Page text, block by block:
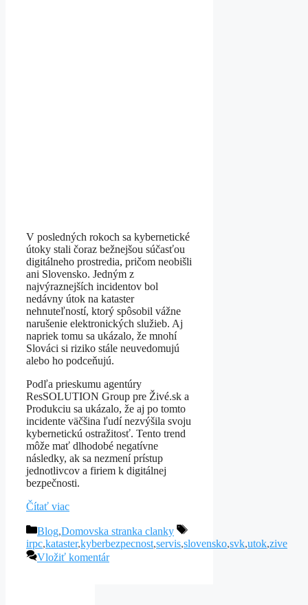
V posledných rokoch sa kybernetické
útoky stali čoraz bežnejšou súčasťou
digitálneho prostredia, pričom neobišli
ani Slovensko. Jedným z
najvýraznejších incidentov bol
nedávny útok na kataster
nehnuteľností, ktorý spôsobil vážne
narušenie elektronických služieb. Aj
napriek tomu sa ukázalo, že mnohí
Slováci si riziko stále neuvedomujú
alebo ho podceňujú.
Podľa prieskumu agentúry
ResSOLUTION Group pre Živé.sk a
Produkciu sa ukázalo, že aj po tomto
incidente väčšina ľudí nezvýšila svoju
kybernetickú ostražitosť. Tento trend
môže mať dlhodobé negatívne
následky, ak sa nezmení prístup
jednotlivcov a firiem k digitálnej
bezpečnosti.
Čítať viac
Kategórie
Blog,Domovska stranka clanky
Značky
irpc,kataster,kyberbezpecnost,servis,slovensko,svk,utok,zive
Vložiť komentár